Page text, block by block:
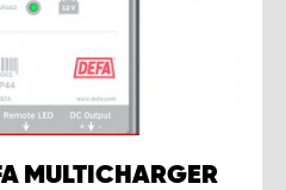
MULTICHARGER